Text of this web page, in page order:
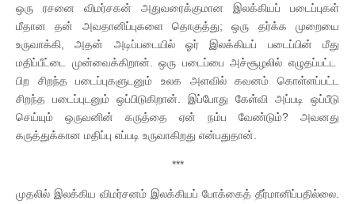
ஒரு ரசனை விமர்சகன் அதுவரைக்குமான இலக்கியப் படைப்புகள்
மீதான தன் அவதானிப்புகளை தொகுத்து; ஒரு தர்க்க முறையை
உருவாக்கி, அதன் அடிப்படையில் ஓர் இலக்கியப் படைப்பின் மீது
மதிப்பீட்டை முன்வைக்கிறான். ஒரு படைப்பை அச்சூழலில் எழுதப்பட்ட
பிற சிறந்த படைப்புகளுடனும் உலக அளவில் கவனம் கொள்ளப்பட்ட
சிறந்த படைப்புடனும் ஒப்பிடுகிறான். இப்போது கேள்வி அப்படி ஒப்பீடு
செய்யும் ஒருவனின் கருத்தை ஏன் நம்ப வேண்டும்? அவனது
கருத்துக்கான மதிப்பு எப்படி உருவாகிறது என்பதுதான்.
***
முதலில் இலக்கிய விமர்சனம் இலக்கியப் போக்கைத் தீர்மானிப்பதில்லை.